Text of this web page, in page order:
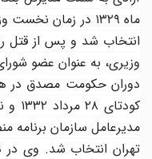
ماه ۱۳۲۹ در زمان نخست
انتخاب شد و پس از قتل
وزیری، به عنوان عضو
دوران حکومت مصدق در
کودتای